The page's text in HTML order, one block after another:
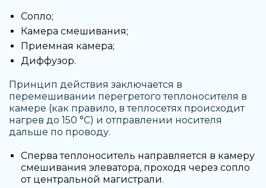
Сопло;
Камера смешивания;
Приемная камера;
Диффузор.
Принцип действия заключается в
перемешивании перегретого теплоносителя в
камере (как правило, в теплосетях происходит
нагрев до 150 °C) и отправлении носителя
дальше по проводу.
Сперва теплоноситель направляется в камеру
смешивания элеватора, проходя через сопло
от центральной магистрали.